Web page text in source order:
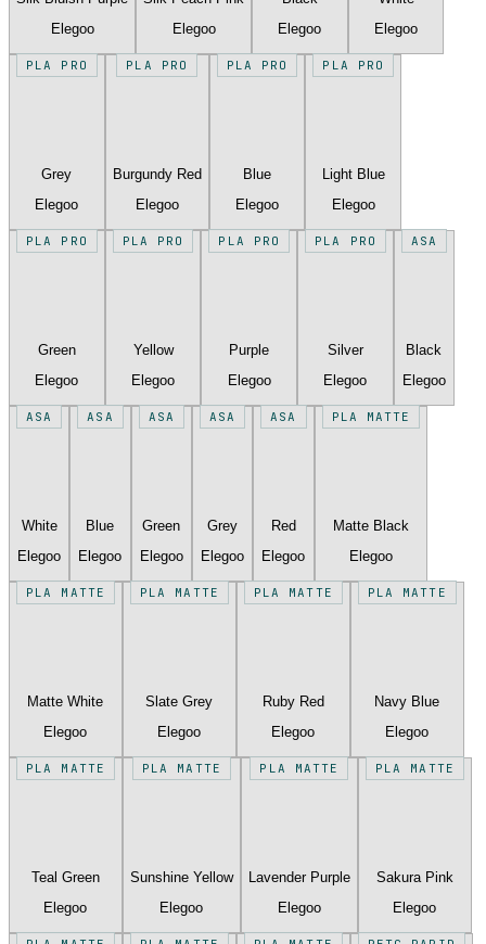
Elegoo
Elegoo
Elegoo
Elegoo
PLA PRO
Grey
Elegoo
PLA PRO
Burgundy Red
Elegoo
PLA PRO
Blue
Elegoo
PLA PRO
Light Blue
Elegoo
PLA PRO
Green
Elegoo
PLA PRO
Yellow
Elegoo
PLA PRO
Purple
Elegoo
PLA PRO
Silver
Elegoo
ASA
Black
Elegoo
ASA
White
Elegoo
ASA
Blue
Elegoo
ASA
Green
Elegoo
ASA
Grey
Elegoo
ASA
Red
Elegoo
PLA MATTE
Matte Black
Elegoo
PLA MATTE
Matte White
Elegoo
PLA MATTE
Slate Grey
Elegoo
PLA MATTE
Ruby Red
Elegoo
PLA MATTE
Navy Blue
Elegoo
PLA MATTE
Teal Green
Elegoo
PLA MATTE
Sunshine Yellow
Elegoo
PLA MATTE
Lavender Purple
Elegoo
PLA MATTE
Sakura Pink
Elegoo